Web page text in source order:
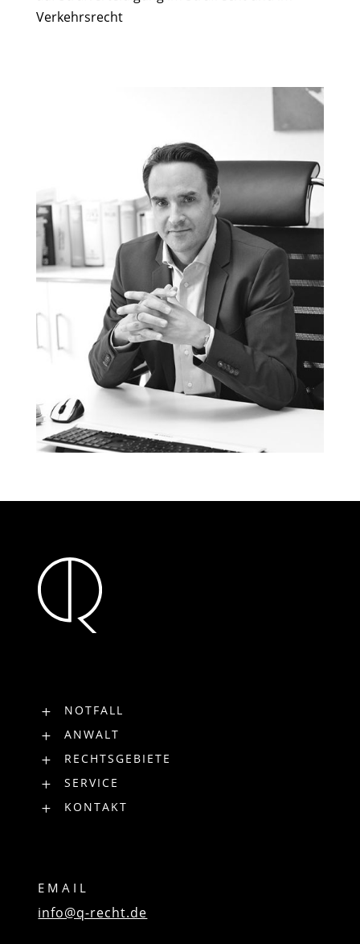
Verkehrsrecht
L NOTFALL
L ANWALT
L RECHTSGEBIETE
L SERVICE
L KONTAKT
EMAIL
info@q-recht.de